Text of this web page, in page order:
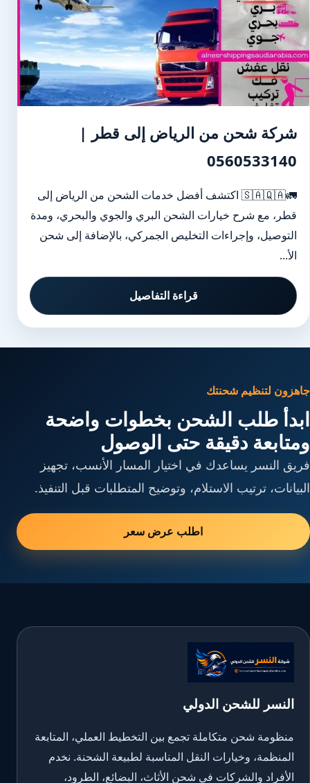
شركة شحن من الرياض إلى قطر |
0560533140
🚛🇸🇦🇶🇦 اكتشف أفضل خدمات الشحن من الرياض إلى
قطر، مع شرح خيارات الشحن البري والجوي والبحري، ومدة
التوصيل، وإجراءات التخليص الجمركي، بالإضافة إلى شحن
الأ...
قراءة التفاصيل
جاهزون لتنظيم شحنتك
ابدأ طلب الشحن بخطوات واضحة
ومتابعة دقيقة حتى الوصول
فريق النسر يساعدك في اختيار المسار الأنسب، تجهيز
البيانات، ترتيب الاستلام، وتوضيح المتطلبات قبل التنفيذ.
اطلب عرض سعر
النسر للشحن الدولي
منظومة شحن متكاملة تجمع بين التخطيط العملي، المتابعة
المنظمة، وخيارات النقل المناسبة لطبيعة الشحنة. نخدم
الأفراد والشركات في شحن الأثاث، البضائع، الطرود،